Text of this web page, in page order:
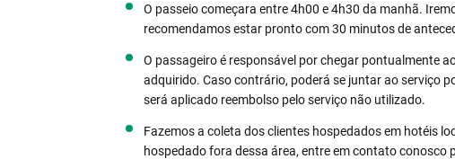
O passeio começara entre 4h00 e 4h30 da manhã.
recomendamos estar pronto com 30 minutos de
O passageiro é responsável por chegar pontualmente
adquirido. Caso contrário, poderá se juntar ao serviço
será aplicado reembolso pelo serviço não utilizado.
Fazemos a coleta dos clientes hospedados em hotéis
hospedado fora dessa área, entre em contato conosco